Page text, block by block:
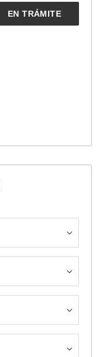
EN TRÁMITE